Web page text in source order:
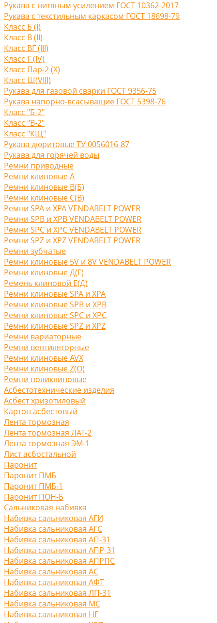
Рукава с нитяным усилением ГОСТ 10362-2017
Рукава с текстильным каркасом ГОСТ 18698-79
Класс Б (I)
Класс В (II)
Класс ВГ (III)
Класс Г (IV)
Класс Пар-2 (X)
Класс Ш(VIII)
Рукава для газовой сварки ГОСТ 9356-75
Рукава напорно-всасыващие ГОСТ 5398-76
Класс "Б-2"
Класс "В-2"
Класс "КЩ"
Рукава дюритовые ТУ 0056016-87
Рукава для горячей воды
Ремни приводные
Ремни клиновые A
Ремни клиновые В(Б)
Ремни клиновые С(B)
Ремни SPA и XPA VENDABELT POWER
Ремни SPB и XPB VENDABELT POWER
Ремни SPC и XPC VENDABELT POWER
Ремни SPZ и XPZ VENDABELT POWER
Ремни зубчатые
Ремни клиновые 5V и 8V VENDABELT POWER
Ремни клиновые Д(Г)
Ремень клиновой Е(Д)
Ремни клиновые SPA и XPA
Ремни клиновые SPB и XPB
Ремни клиновые SPC и XPC
Ремни клиновые SPZ и XPZ
Ремни вариаторные
Ремни вентиляторные
Ремни клиновые AVX
Ремни клиновые Z(O)
Ремни поликлиновые
Асбестотехнические изделия
Асбест хризотиловый
Картон асбестовый
Лента тормозная
Лента тормозная ЛАТ-2
Лента тормозная ЭМ-1
Лист асбостальной
Паронит
Паронит ПМБ
Паронит ПМБ-1
Паронит ПОН-Б
Сальниковая набивка
Набивка сальниковая АГИ
Набивка сальниковая АГС
Набивка сальниковая АП-31
Набивка сальниковая АПР-31
Набивка сальниковая АПРПС
Набивка сальниковая АС
Набивка сальниковая АФТ
Набивка сальниковая ЛП-31
Набивка сальниковая МС
Набивка сальниковая НГ